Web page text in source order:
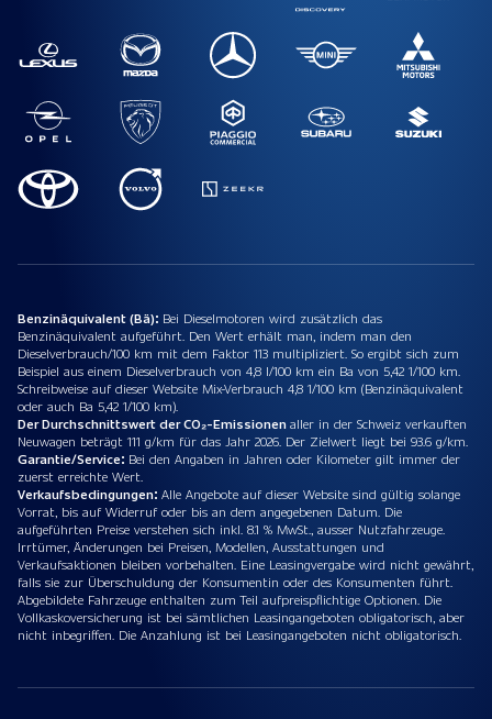
Benzinäquivalent (Bä): Bei Dieselmotoren wird zusätzlich das
Benzinäquivalent aufgeführt. Den Wert erhält man, indem man den
Dieselverbrauch/100 km mit dem Faktor 113 multipliziert. So ergibt sich zum
Beispiel aus einem Dieselverbrauch von 4,8 l/100 km ein Ba von 5,42 1/100 km.
Schreibweise auf dieser Website Mix-Verbrauch 4,8 1/100 km (Benzinäquivalent
oder auch Ba 5,42 1/100 km).
Der Durchschnittswert der CO₂-Emissionenaller in der Schweiz verkauften
Neuwagen beträgt 111 g/km für das Jahr 2026. Der Zielwert liegt bei 93.6 g/km.
Garantie/Service: Bei den Angaben in Jahren oder Kilometer gilt immer der
zuerst erreichte Wert.
Verkaufsbedingungen: Alle Angebote auf dieser Website sind gültig solange
Vorrat, bis auf Widerruf oder bis an dem angegebenen Datum. Die
aufgeführten Preise verstehen sich inkl. 8.1 % MwSt., ausser Nutzfahrzeuge.
Irrtümer, Änderungen bei Preisen, Modellen, Ausstattungen und
Verkaufsaktionen bleiben vorbehalten. Eine Leasingvergabe wird nicht gewährt,
falls sie zur Überschuldung der Konsumentin oder des Konsumenten führt.
Abgebildete Fahrzeuge enthalten zum Teil aufpreispflichtige Optionen. Die
Vollkaskoversicherung ist bei sämtlichen Leasingangeboten obligatorisch, aber
nicht inbegriffen. Die Anzahlung ist bei Leasingangeboten nicht obligatorisch.